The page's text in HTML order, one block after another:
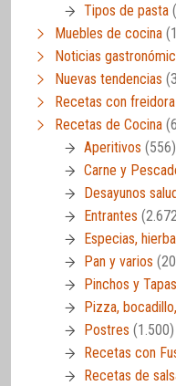
Tipos de pasta
Muebles de cocina
Noticias
Nuevas tendencias
Recetas con
Recetas de Cocina
Aperitivos (556)
Carne y
Desayunos
Entrantes
Especias,
Pan y varios
Pinchos y Tapas
Pizza,
Postres (1.500)
Recetas con
Recetas de